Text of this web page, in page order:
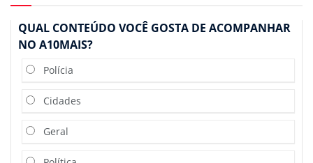
QUAL CONTEÚDO VOCÊ GOSTA DE ACOMPANHAR
NO A10MAIS?
Polícia
Cidades
Geral